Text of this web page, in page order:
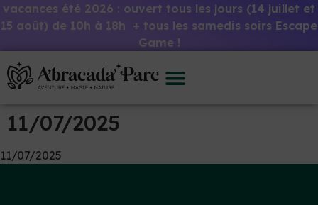
vacances été 2026 : ouvert tous les jours (14 juillet et
15 août) de 10h à 18h + tous les samedis soirs Escape
Game !
11/07/2025
11/07/2025